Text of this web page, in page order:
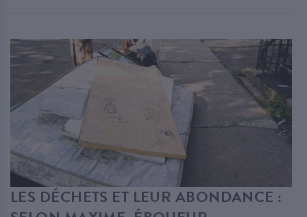
LES DÉCHETS ET LEUR ABONDANCE :